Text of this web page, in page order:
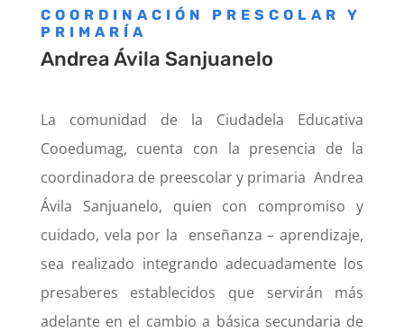
COORDINACIÓN PRESCOLAR Y
PRIMARÍA
Andrea Ávila Sanjuanelo
La comunidad de la Ciudadela Educativa
Cooedumag, cuenta con la presencia de la
coordinadora de preescolar y primaria Andrea
Ávila Sanjuanelo, quien con compromiso y
cuidado, vela por la enseñanza – aprendizaje,
sea realizado integrando adecuadamente los
presaberes establecidos que servirán más
adelante en el cambio a básica secundaria de